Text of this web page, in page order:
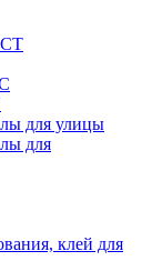
для улицы
для
клей для